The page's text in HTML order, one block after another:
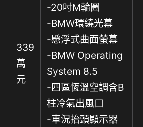
339
萬
元
-20吋M輪圈
-BMW環繞光幕
-懸浮式曲面螢幕
-BMW Operating
System 8.5
-四區恆溫空調含B
柱冷氣出風口
-車況抬頭顯示器